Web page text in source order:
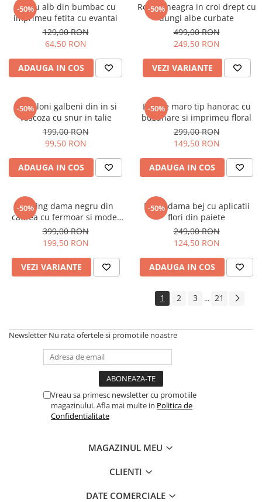
-50%
Tricou alb din bumbac cu
imprimeu fetita cu evantai
129,00 RON
64,50 RON
ADAUGA IN COS
-50%
Rochie neagra in croi drept cu
dungi albe curbate
499,00 RON
249,50 RON
VEZI VARIANTE
-50%
Pantaloni galbeni din in si
vascoza cu snur in talie
199,00 RON
99,50 RON
ADAUGA IN COS
-50%
Rochie maro tip hanorac cu
buzunare si imprimeu floral
299,00 RON
149,50 RON
ADAUGA IN COS
-50%
Trening dama negru din
catifea cu fermoar si model
pe jacheta
399,00 RON
199,50 RON
VEZI VARIANTE
-50%
Bluza dama bej cu aplicatii
flori din paiete
249,00 RON
124,50 RON
ADAUGA IN COS
1 2 3 ... 21
Newsletter Nu rata ofertele si promotiile noastre
Vreau sa primesc newsletter cu promotiile
magazinului. Afla mai multe in Politica de
Confidentialitate
MAGAZINUL MEU
CLIENTI
DATE COMERCIALE